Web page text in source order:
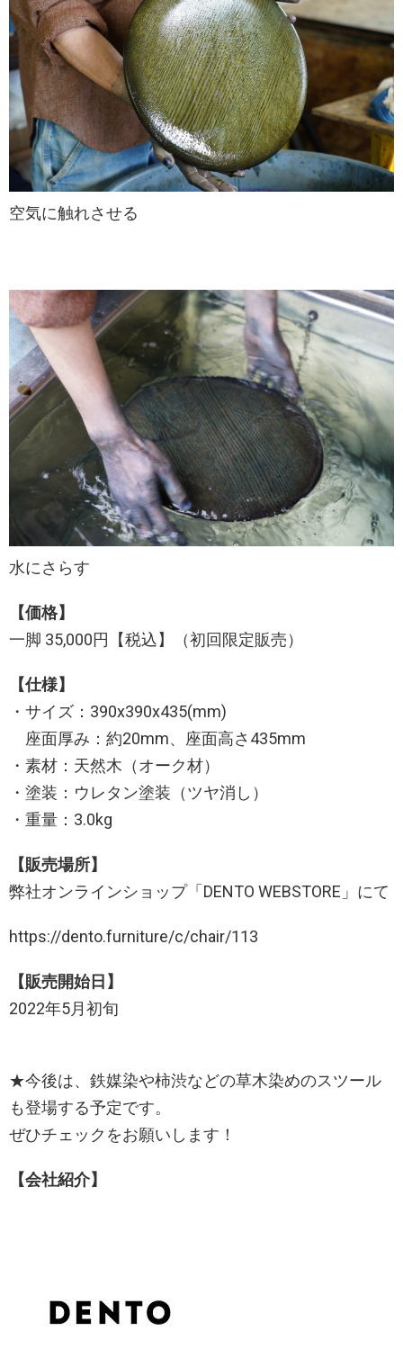
空気に触れさせる
水にさらす
【価格】
一脚 35,000円【税込】（初回限定販売）
【仕様】
・サイズ：390x390x435(mm)
座面厚み：約20mm、座面高さ435mm
・素材：天然木（オーク材）
・塗装：ウレタン塗装（ツヤ消し）
・重量：3.0kg
【販売場所】
弊社オンラインショップ「DENTO WEBSTORE」にて
https://dento.furniture/c/chair/113
【販売開始日】
2022年5月初旬
★今後は、鉄媒染や柿渋などの草木染めのスツール
も登場する予定です。
ぜひチェックをお願いします！
【会社紹介】